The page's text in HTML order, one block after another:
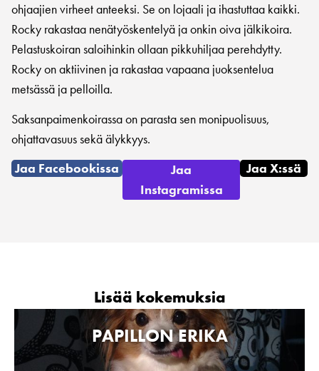
ohjaajien virheet anteeksi. Se on lojaali ja ihastuttaa kaikki.
Rocky rakastaa nenätyöskentelyä ja onkin oiva jälkikoira.
Pelastuskoiran saloihinkin ollaan pikkuhiljaa perehdytty.
Rocky on aktiivinen ja rakastaa vapaana juoksentelua
metsässä ja pelloilla.
Saksanpaimenkoirassa on parasta sen monipuolisuus,
ohjattavasuus sekä älykkyys.
Jaa Facebookissa
Jaa
Instagramissa
Jaa X:ssä
Lisää kokemuksia
PAPILLON ERIKA